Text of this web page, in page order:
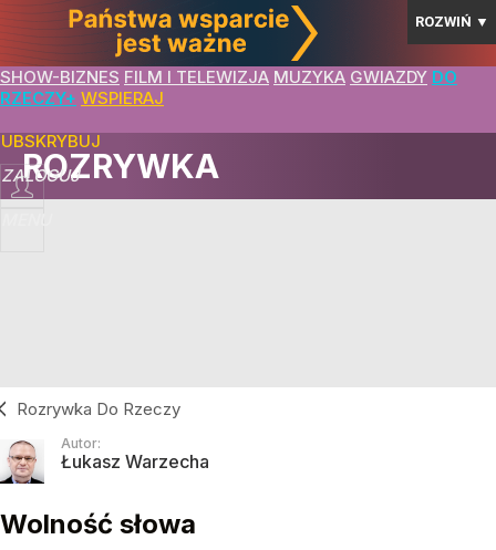
ROZWIŃ ▼
SHOW-BIZNES FILM I TELEWIZJA MUZYKA GWIAZDY DO
RZECZY+ WSPIERAJ
ZALOGUJ
ROZRYWKA
Rozrywka Do Rzeczy
Autor:
Łukasz Warzecha
Wolność słowa